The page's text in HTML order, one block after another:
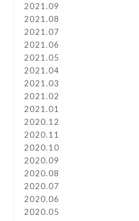
2021.09
2021.08
2021.07
2021.06
2021.05
2021.04
2021.03
2021.02
2021.01
2020.12
2020.11
2020.10
2020.09
2020.08
2020.07
2020.06
2020.05